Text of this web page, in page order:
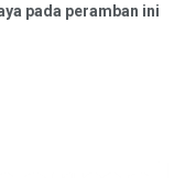
pada peramban ini